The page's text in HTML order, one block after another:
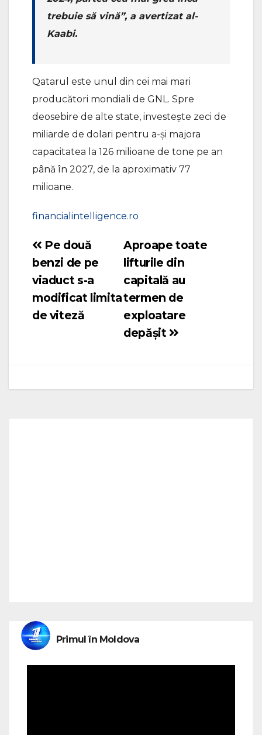
trebuie să vină”, a avertizat al-
Kaabi.
Qatarul este unul din cei mai mari
producători mondiali de GNL. Spre
deosebire de alte state, investeşte zeci de
miliarde de dolari pentru a-şi majora
capacitatea la 126 milioane de tone pe an
până în 2027, de la aproximativ 77
milioane.
financialintelligence.ro
Navigare
în
articole
Aproape toate
lifturile din
capitală au
termen de
exploatare
depășit
Pe două
benzi de pe
viaduct s-a
modificat limita
de viteză
Primul în Moldova